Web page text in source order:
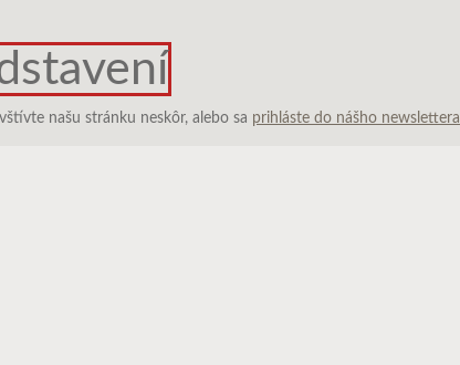
našu stránku neskôr, alebo sa prihláste do nášho newslettera